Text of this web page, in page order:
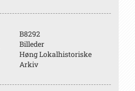
B8292
Billeder
Høng Lokalhistoriske
Arkiv